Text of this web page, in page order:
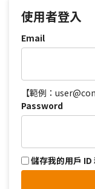
使用者登入
Email
【範例：
Password
儲存我的用戶 ID